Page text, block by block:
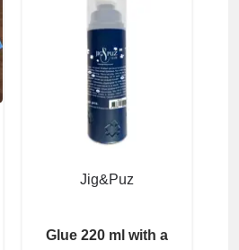
Jig&Puz
Glue 220 ml with a